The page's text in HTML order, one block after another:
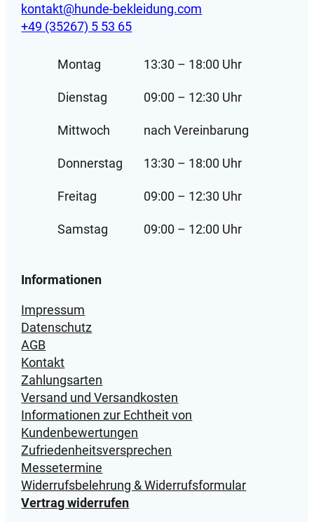
f
f
s
h
n
e
e
d
i
c
h
t
M
e
n
kontakt@hunde-bekleidung.com
+49 (35267) 5 53 65
Montag 13:30 – 18:00 Uhr
Dienstag 09:00 – 12:30 Uhr
Mittwoch nach Vereinbarung
Donnerstag 13:30 – 18:00 Uhr
Freitag 09:00 – 12:30 Uhr
Samstag 09:00 – 12:00 Uhr
Informationen
Impressum
Datenschutz
AGB
Kontakt
Zahlungsarten
Versand und Versandkosten
Informationen zur Echtheit von
Kundenbewertungen
Zufriedenheitsversprechen
Messetermine
Widerrufsbelehrung & Widerrufsformular
Vertrag widerrufen